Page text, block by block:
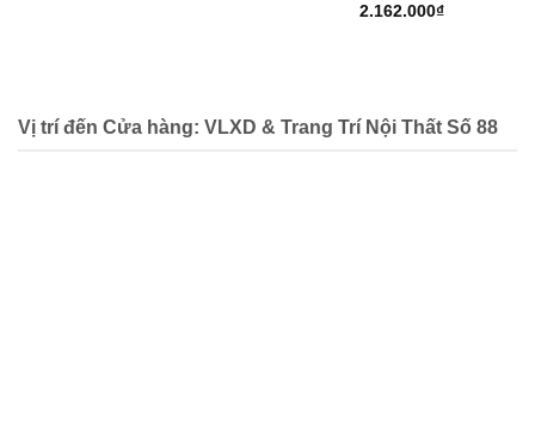
2.162.000₫
Vị trí đến Cửa hàng: VLXD & Trang Trí Nội Thất Số 88